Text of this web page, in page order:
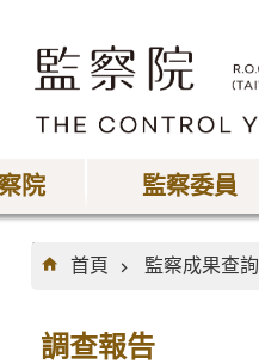
院 監察委員
:::
首頁
監察成果查詢
調查報告